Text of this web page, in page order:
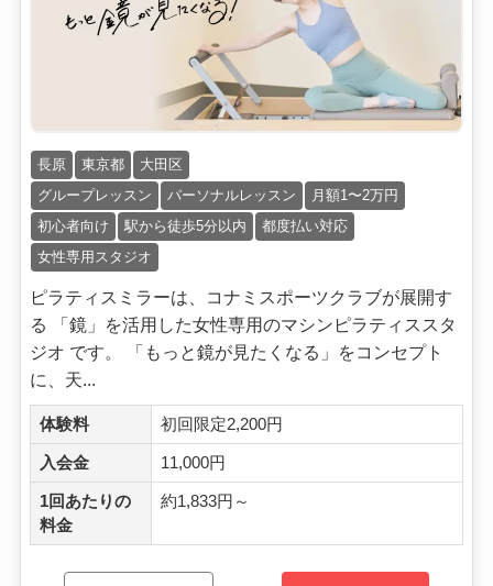
長原 東京都
大田区
グループレッスン
パーソナルレッスン
月額1〜2万円
初心者向け
駅から徒歩5分以内
都度払い対応
女性専用スタジオ
ピラティスミラーは、コナミスポーツクラブが展開す
る 「鏡」を活用した女性専用のマシンピラティススタ
ジオ です。 「もっと鏡が見たくなる」をコンセプト
に、天...
体験料 初回限定2,200円
入会金 11,000円
1回あたりの
料金
約1,833円～